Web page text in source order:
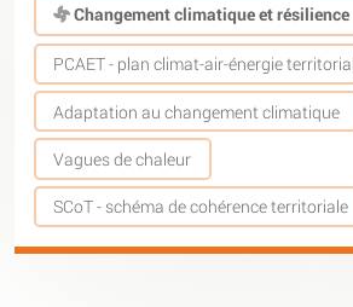
Changement climatique et résilience
PCAET - plan climat-air-énergie territorial
Adaptation au changement climatique
Vagues de chaleur
SCoT - schéma de cohérence territoriale